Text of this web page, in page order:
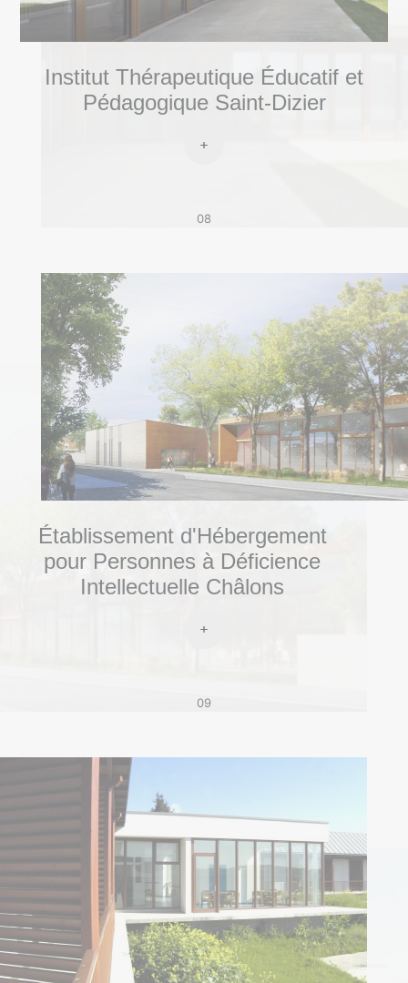
Institut Thérapeutique Éducatif et
Pédagogique Saint-Dizier
08
Établissement d'Hébergement
pour Personnes à Déficience
Intellectuelle Châlons
09